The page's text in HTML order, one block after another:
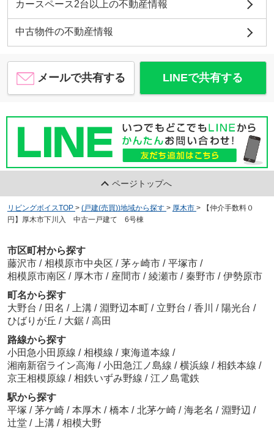
カースペース2台以上の不動産情報
中古物件の不動産情報
メールで共有する LINEで共有する
ページトップへ
リビングボイスTOP > (戸建(売買))地域から探す > 厚木市 >
【仲介手数料０
円】厚木市下川入 中古一戸建て 6号棟
市区町村から探す
藤沢市 / 相模原市中央区 / 茅ヶ崎市 / 平塚市 /
相模原市南区 / 厚木市 / 座間市 / 綾瀬市 / 秦野市 / 伊勢原市
町名から探す
大野台 / 田名 / 上溝 / 淵野辺本町 / 立野台 / 香川 / 陽光台 /
ひばりが丘 / 大鋸 / 高田
路線から探す
小田急小田原線 / 相模線 / 東海道本線 /
湘南新宿ライン高海 / 小田急江ノ島線 / 横浜線 / 相鉄本線 /
京王相模原線 / 相鉄いずみ野線 / 江ノ島電鉄
駅から探す
平塚 / 茅ケ崎 / 本厚木 / 橋本 / 北茅ケ崎 / 海老名 / 淵野辺 /
辻堂 / 上溝 / 相模大野